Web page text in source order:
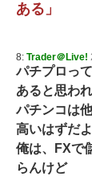
ある」
8: Trader＠Live!
パチプロっ
あると思われ
パチンコは
高いはずだよ
俺は、FXで
らんけど